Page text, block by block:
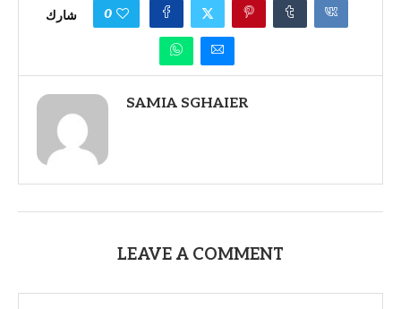
شارك 0
SAMIA SGHAIER
LEAVE A COMMENT